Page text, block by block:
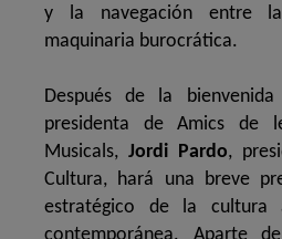
y la navegación entre
maquinaria burocrática.
Después de la
presidenta de Amics de
Musicals, Jordi Pardo,
Cultura, hará una breve
estratégico de la cultura
contemporánea. Aparte